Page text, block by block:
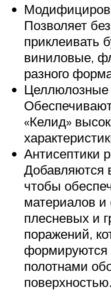
Позволяет
приклеивать
виниловые,
разного
Целлюлозные
«Келид»
Антисептики
Добавляются
чтобы
материалов и
плесневых и
поражений,
формируются
полотнами
поверхностью.